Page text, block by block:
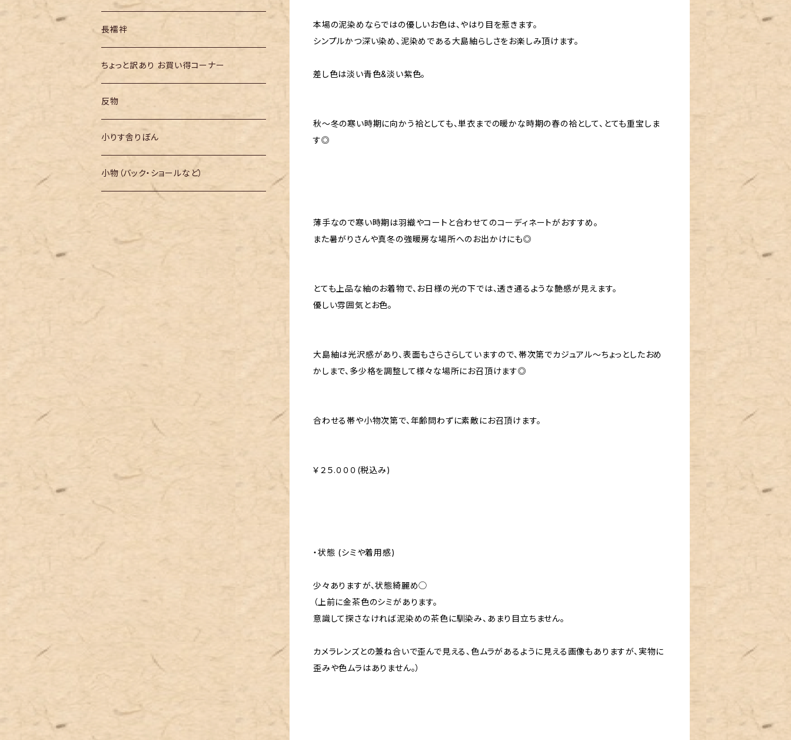
本場の泥染めならではの優しいお色は、やはり目を惹きます。
シンプルかつ深い染め、泥染めである大島紬らしさをお楽しみ頂けます。
差し色は淡い青色&淡い紫色。
秋〜冬の寒い時期に向かう袷としても、単衣までの暖かな時期の春の袷として、とても重宝しま
す◎
薄手なので寒い時期は羽織やコートと合わせてのコーディネートがおすすめ。
また暑がりさんや真冬の強暖房な場所へのお出かけにも◎
とても上品な紬のお着物で、お日様の光の下では、透き通るような艶感が見えます。
優しい雰囲気とお色。
大島紬は光沢感があり、表面もさらさらしていますので、帯次第でカジュアル〜ちょっとしたおめ
かしまで、多少格を調整して様々な場所にお召頂けます◎
合わせる帯や小物次第で、年齢問わずに素敵にお召頂けます。
￥２５.０００(税込み)
・状態 (シミや着用感)
少々ありますが、状態綺麗め◯
（上前に金茶色のシミがあります。
意識して探さなければ泥染めの茶色に馴染み、あまり目立ちません。
カメラレンズとの兼ね合いで歪んで見える、色ムラがあるように見える画像もありますが、実物に
歪みや色ムラはありません。）
長襦袢
ちょっと訳あり お買い得コーナー
反物
小りす舎りぼん
小物（バック・ショールなど）